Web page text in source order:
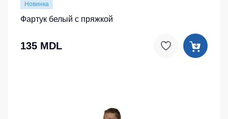
Новинка
Фартук белый с пряжкой
135 MDL